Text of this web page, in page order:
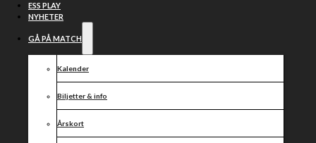
ESS PLAY
NYHETER
GÅ PÅ MATCH
Kalender
Biljetter & info
Årskort
Division 1